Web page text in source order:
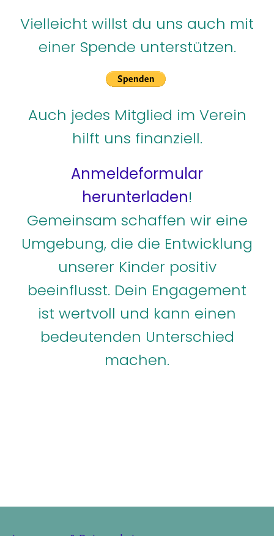
Vielleicht willst du uns auch mit
einer Spende unterstützen.
Auch jedes Mitglied im Verein
hilft uns finanziell.
Anmeldeformular
herunterladen!
Gemeinsam schaffen wir eine
Umgebung, die die Entwicklung
unserer Kinder positiv
beeinflusst. Dein Engagement
ist wertvoll und kann einen
bedeutenden Unterschied
machen.